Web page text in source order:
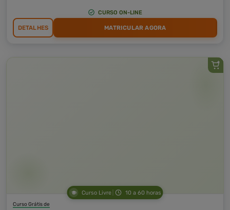
CURSO ON-LINE
DETALHES MATRICULAR AGORA
Curso Livre 10 a 60 horas
Curso Grátis de